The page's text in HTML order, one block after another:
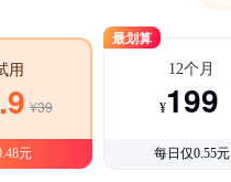
用
¥39
元
最划算
12个月
¥199
每日仅0.55元